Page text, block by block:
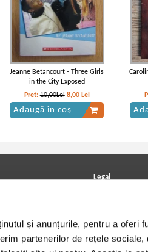
și anunțurile, pentru a oferi
partenerilor de rețele sociale,
Jeanne Betancourt - Three Girls
in the City Exposed
Pret:10,00Lei 8,00 Lei
Adaugă în coș
DVD
Legal
Termeni si conditii
Utilizare cookie-uri